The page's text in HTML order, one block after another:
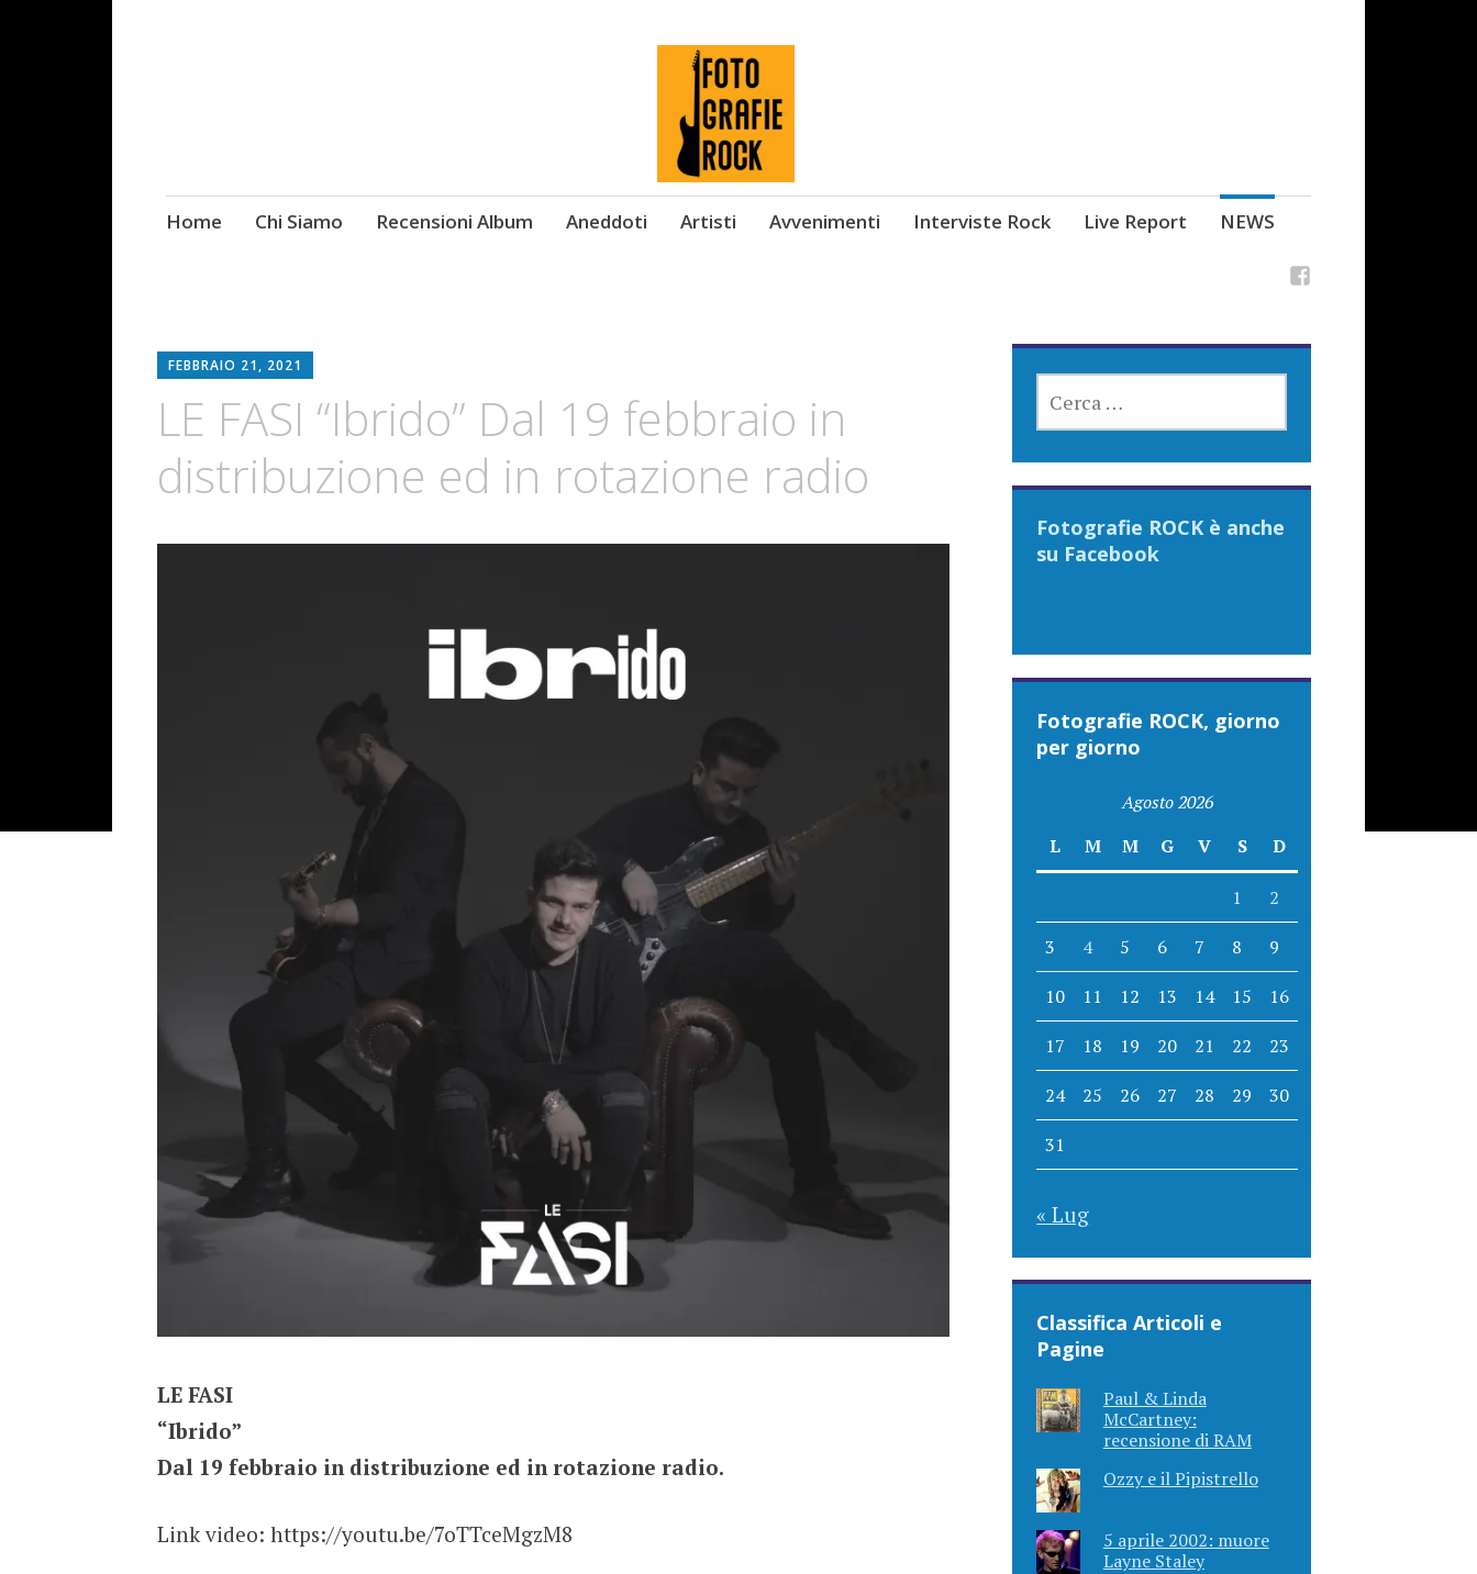
Skip
Home Chi Siamo Recensioni Album Aneddoti Artisti Avvenimenti Interviste Rock Live Report NEWS
FEBBRAIO 21, 2021
LE FASI “Ibrido” Dal 19 febbraio in
distribuzione ed in rotazione radio
LE FASI
“Ibrido”
Dal 19 febbraio in distribuzione ed in rotazione radio.
Link video: https://youtu.be/7oTTceMgzM8
PER:
Fotografie ROCK è anche
su Facebook
Fotografie ROCK, giorno
per giorno
Agosto 2026
L
M M G V S D
1 2
3 4 5 6 7 8 9
10 11 12 13 14 15 16
17 18 19 20 21 22 23
24 25 26 27 28 29 30
31
« Lug
Classifica Articoli e
Pagine
Paul & Linda
McCartney:
recensione di RAM
Ozzy e il Pipistrello
5 aprile 2002: muore
Layne Staley